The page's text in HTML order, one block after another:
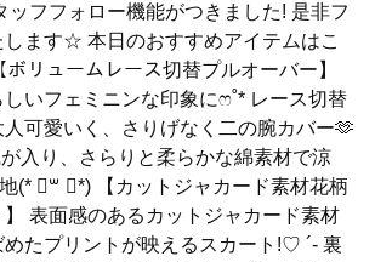
ッフフォロー機能がつきました! 是非フ
します☆ 本日のおすすめアイテムはこ
リュームレース切替プルオーバー】
いフェミニンな印象にෆ˚* レース切替
可愛いく、さりげなく二の腕カバー🫶
入り、さらりと柔らかな綿素材で涼
(* ॑꒳ ॑*) 【カットジャカード素材花柄
表面感のあるカットジャカード素材
たプリントが映えるスカート!♡ ´‐ 裏